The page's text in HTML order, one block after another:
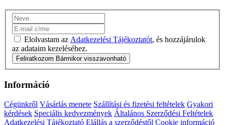
Elolvastam az Adatkezelési Tájékoztatót, és hozzájárulok
az adataim kezeléséhez.
Feliratkozom Bármikor visszavonható
Információ
Cégünkről Vásárlás menete Szállítási és fizetési feltételek Gyakori
kérdések Speciális kedvezmények Általános Szerződési Feltételek
Adatkezelési Tájékoztató Elállás a szerződéstől Cookie információ